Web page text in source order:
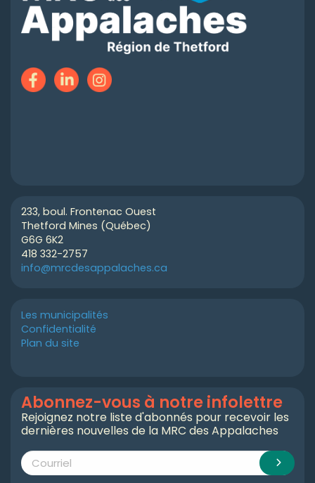
233, boul. Frontenac Ouest
Thetford Mines (Québec)
G6G 6K2
418 332-2757
info@mrcdesappalaches.ca
Les municipalités
Confidentialité
Plan du site
Abonnez-vous à notre infolettre
Rejoignez notre liste d'abonnés pour recevoir les
dernières nouvelles de la MRC des Appalaches